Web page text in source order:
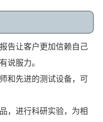
告让客户更加信赖自己
说服力。
和先进的测试设备，可
，进行科研实验，为相